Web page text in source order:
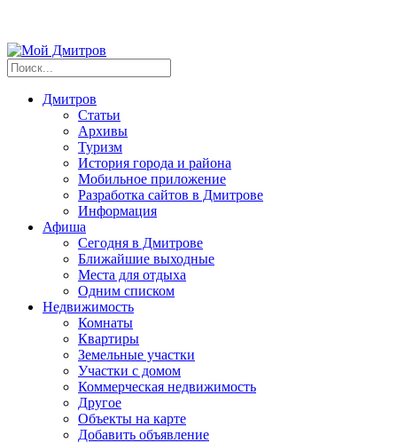
Дмитров
Статьи
Архивы
Туризм
История города и района
Мобильное приложение
Разработка сайтов в Дмитрове
Информация
Афиша
Сегодня в Дмитрове
Ближайшие выходные
Места для отдыха
Одним списком
Недвижимость
Комнаты
Квартиры
Земельные участки
Участки с домом
Коммерческая недвижимость
Другое
Объекты на карте
Добавить объявление